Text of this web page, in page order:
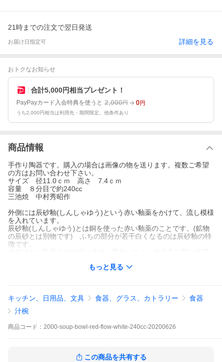
21時までの注文で翌日発送
お届け日指定可 詳細を見る
おトクなお知らせ
合計5,000円相当プレゼント！
PayPayカード入会特典を使うと 2,000円 0円
うち2,000円相当は利用先・期間限定。他条件あり
商品情報
手作り陶器です。購入の場合は画像の物を送ります。複数ご希望
の方はお問い合わせ下さい。
サイズ 径11.0ｃｍ 高さ 7.4ｃｍ
容量 ８分目で約240cc
三池焼 中村秀昭作
外側には辰砂釉(しんしゃゆう)という赤い釉薬をかけて、流し模様
を入れています。
辰砂釉(しんしゃゆう)とは銅を使った赤い釉薬のことです。(鉱物
の辰砂とは別物です) ふちの部分が若干白くなるのは辰砂釉の特
徴です。
す。
もっと見る
キッチン、日用品、文具 食器、グラス、カトラリー
食器
汁椀
商品 コード： 2000-soup-bowl-red-flow-white-240cc-20200626
この商品を共有する